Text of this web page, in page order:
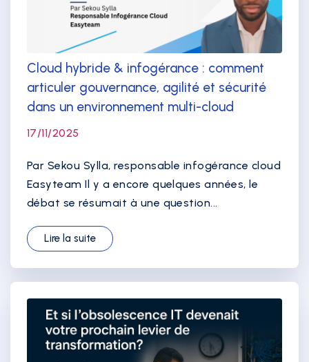
Cloud hybride & infogérance : comment
articuler gouvernance, agilité et sécurité
dans un environnement multi-cloud
17/11/2025
Par Sekou Sylla, responsable infogérance cloud
Easyteam Il y a encore quelques années, le
débat se résumait à une question...
Lire la suite